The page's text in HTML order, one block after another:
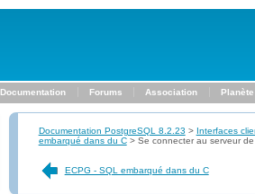
Documentation Forums Association Planète
Documentation PostgreSQL 8.2.23 > Interfaces
embarqué dans du C> Se connecter au serveur
ECPG - SQL embarqué dans du C